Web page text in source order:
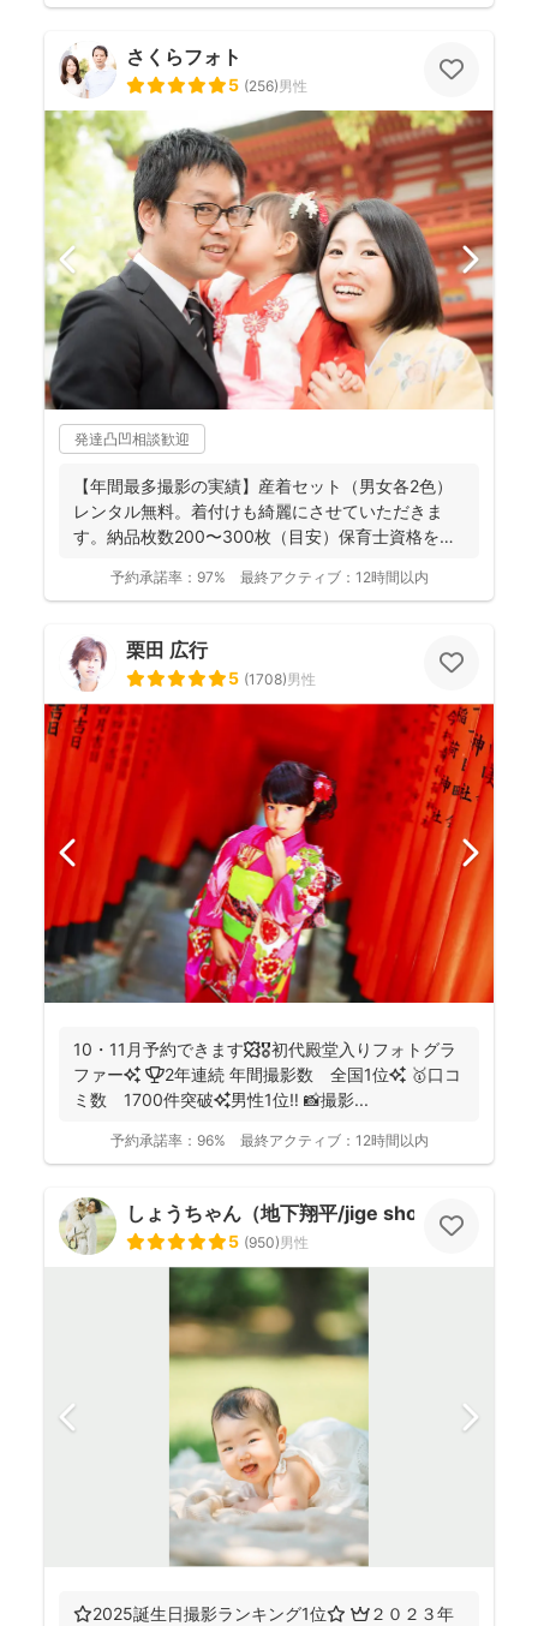
さくらフォト
5 (256)男性
発達凸凹相談歓迎
【年間最多撮影の実績】産着セット（男女各2色）
レンタル無料。着付けも綺麗にさせていただきま
す。納品枚数200〜300枚（目安）保育士資格を持
予約承諾率： 97% 最終アクティブ： 12時間以内
栗田 広行
5 (1708)男性
10・11月予約できます🍁🎖初代殿堂入りフォトグラ
ファー✨ 🏆2年連続 年間撮影数 全国1位✨ 🥇口コ
ミ数 1700件突破✨男性1位‼️ 📸撮影...
予約承諾率： 96% 最終アクティブ： 12時間以内
しょうちゃん（地下翔平/jige shohe）
5 (950)男性
⭐️2025誕生日撮影ランキング1位⭐️ 👑２０２３年